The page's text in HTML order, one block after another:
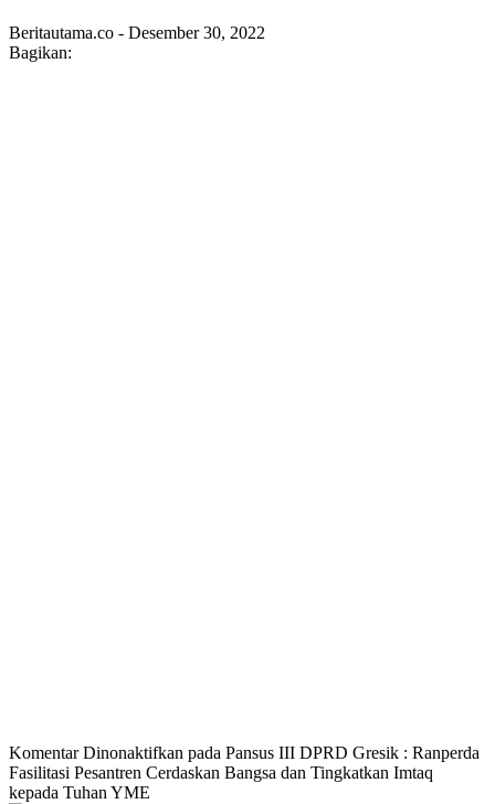
Beritautama.co - Desember 30, 2022
Bagikan:
Komentar Dinonaktifkan pada Pansus III DPRD Gresik : Ranperda
Fasilitasi Pesantren Cerdaskan Bangsa dan Tingkatkan Imtaq
kepada Tuhan YME